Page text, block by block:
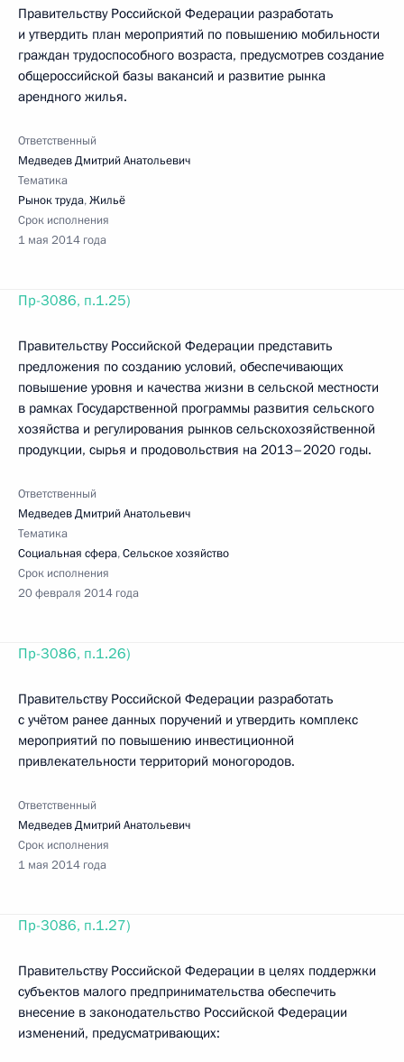
Правительству Российской Федерации разработать
и утвердить план мероприятий по повышению мобильности
граждан трудоспособного возраста, предусмотрев создание
общероссийской базы вакансий и развитие рынка
арендного жилья.
Ответственный
Медведев Дмитрий Анатольевич
Тематика
Рынок труда,Жильё
Срок исполнения
1 мая 2014 года
Пр-3086, п.1.25)
Правительству Российской Федерации представить
предложения по созданию условий, обеспечивающих
повышение уровня и качества жизни в сельской местности
в рамках Государственной программы развития сельского
хозяйства и регулирования рынков сельскохозяйственной
продукции, сырья и продовольствия на 2013–2020 годы.
Ответственный
Медведев Дмитрий Анатольевич
Тематика
Социальная сфера,Сельское хозяйство
Срок исполнения
20 февраля 2014 года
Пр-3086, п.1.26)
Правительству Российской Федерации разработать
с учётом ранее данных поручений и утвердить комплекс
мероприятий по повышению инвестиционной
привлекательности территорий моногородов.
Ответственный
Медведев Дмитрий Анатольевич
Срок исполнения
1 мая 2014 года
Пр-3086, п.1.27)
Правительству Российской Федерации в целях поддержки
субъектов малого предпринимательства обеспечить
внесение в законодательство Российской Федерации
изменений, предусматривающих: